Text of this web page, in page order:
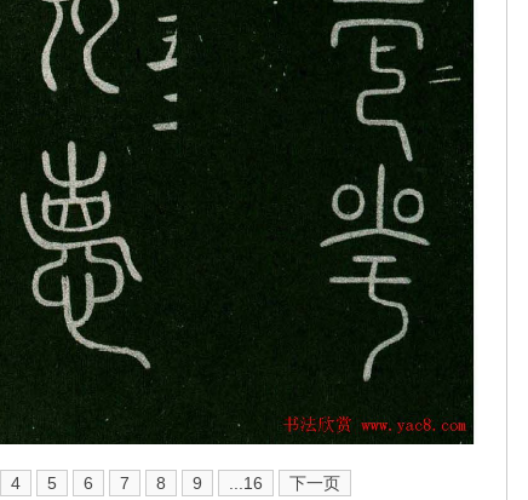
4 5 6 7 8 9 ...16 下一页